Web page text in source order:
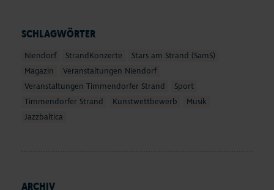
SCHLAGWÖRTER
Niendorf StrandKonzerte
Stars am Strand (SamS)
Magazin
Veranstaltungen Niendorf
Veranstaltungen Timmendorfer Strand
Sport
Timmendorfer Strand
Kunstwettbewerb
Musik
Jazzbaltica
ARCHIV